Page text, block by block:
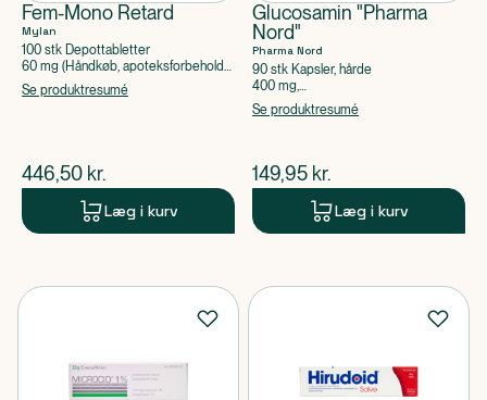
Fem-Mono Retard
Mylan
100 stk Depottabletter
60 mg (Håndkøb, apoteksforbeholdt),
Isosorbidmononitrat
Se produktresumé
$nuværende pris
446,50 kr.
Læg i kurv
Glucosamin "Pharma
Nord"
Pharma Nord
90 stk Kapsler, hårde
400 mg,
Glucosaminsulfatkaliumchlorid
Se produktresumé
$nuværende pris
149,95 kr.
Læg i kurv